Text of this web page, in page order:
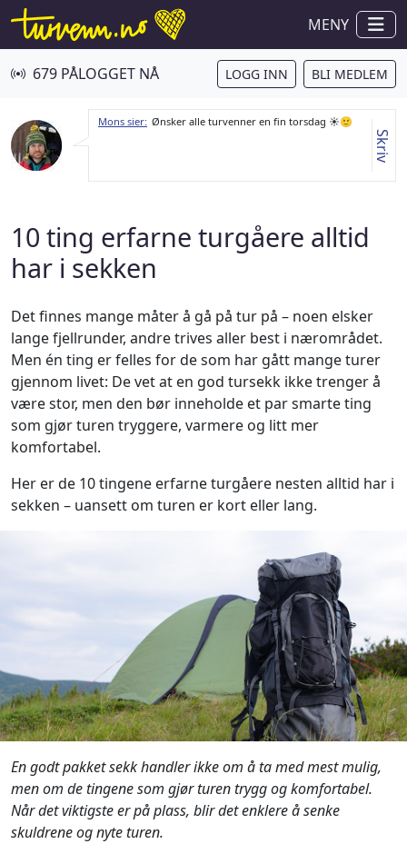
MENY
679 PÅLOGGET NÅ LOGG INN BLI MEDLEM
Mons sier: Ønsker alle turvenner en fin torsdag ☀️🙂
Skriv
10 ting erfarne turgåere alltid
har i sekken
Det finnes mange måter å gå på tur på – noen elsker
lange fjellrunder, andre trives aller best i nærområdet.
Men én ting er felles for de som har gått mange turer
gjennom livet: De vet at en god tursekk ikke trenger å
være stor, men den bør inneholde et par smarte ting
som gjør turen tryggere, varmere og litt mer
komfortabel.
Her er de 10 tingene erfarne turgåere nesten alltid har i
sekken – uansett om turen er kort eller lang.
En godt pakket sekk handler ikke om å ta med mest mulig,
men om de tingene som gjør turen trygg og komfortabel.
Når det viktigste er på plass, blir det enklere å senke
skuldrene og nyte turen.